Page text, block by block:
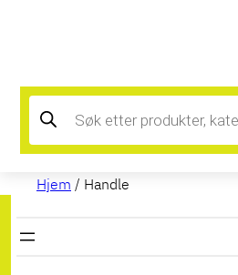
Products
search
Hjem / Handle